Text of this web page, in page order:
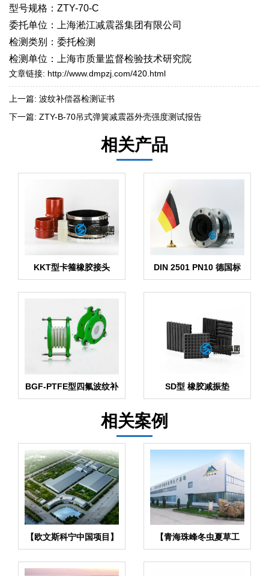
型号规格：ZTY-70-C
委托单位：上海淞江减震器集团有限公司
检测类别：委托检测
检测单位：上海市质量监督检验技术研究院
文章链接: http://www.dmpzj.com/420.html
上一篇: 波纹补偿器检测证书
下一篇: ZTY-B-70吊式弹簧减震器外壳强度测试报告
相关产品
KKT型卡箍橡胶接头
DIN 2501 PN10 德国标
准橡胶膨胀节
BGF-PTFE型四氟波纹补
偿器
SD型 橡胶减振垫
相关案例
【欧文斯科宁中国项目】
橡胶接头合同
【青海珠峰冬虫夏草工
厂】金属软管合同